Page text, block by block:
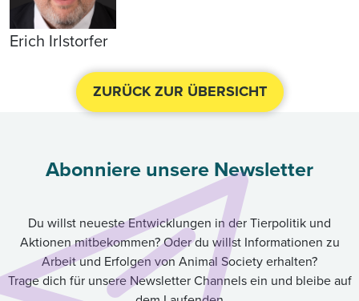
Erich Irlstorfer
ZURÜCK ZUR ÜBERSICHT
Abonniere unsere Newsletter
Du willst neueste Entwicklungen in der Tierpolitik und
Aktionen mitbekommen? Oder du willst Informationen zu
Arbeit und Erfolgen von Animal Society erhalten?
Trage dich für unsere Newsletter Channels ein und bleibe auf